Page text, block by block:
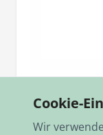
M6x0,75x16 mit
Cookie-
Wir